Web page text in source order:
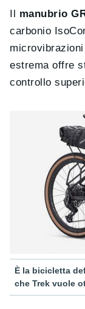
manubrio
carbonio
estrema offre
controllo
È la bicicletta
che Trek vuole